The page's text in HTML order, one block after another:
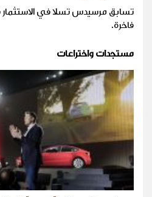
تسابق مرسيدس تسلا في الاستثمار
فاخرة.
مستجدات واختراعات